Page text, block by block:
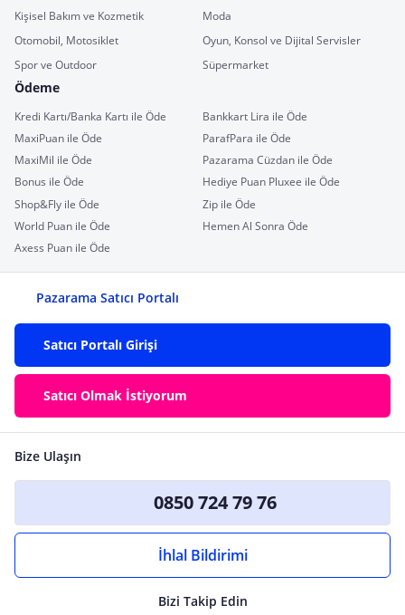
Kişisel Bakım ve Kozmetik
Moda
Otomobil, Motosiklet
Oyun, Konsol ve Dijital Servisler
Spor ve Outdoor
Süpermarket
Ödeme
Kredi Kartı/Banka Kartı ile Öde
Bankkart Lira ile Öde
MaxiPuan ile Öde
ParafPara ile Öde
MaxiMil ile Öde
Pazarama Cüzdan ile Öde
Bonus ile Öde
Hediye Puan Pluxee ile Öde
Shop&Fly ile Öde
Zip ile Öde
World Puan ile Öde
Hemen Al Sonra Öde
Axess Puan ile Öde
Pazarama Satıcı Portalı
Satıcı Portalı Girişi
Satıcı Olmak İstiyorum
Bize Ulaşın
0850 724 79 76
İhlal Bildirimi
Bizi Takip Edin